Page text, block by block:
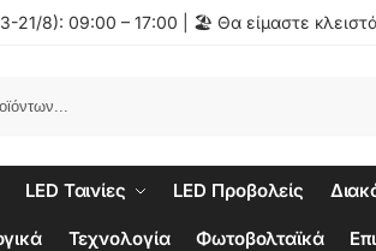
21/8): 09:00 – 17:00 | 🏖️ Θα είμαστε
LED Ταινίες LED Προβολείς
Τεχνολογία Φωτοβολταϊκά